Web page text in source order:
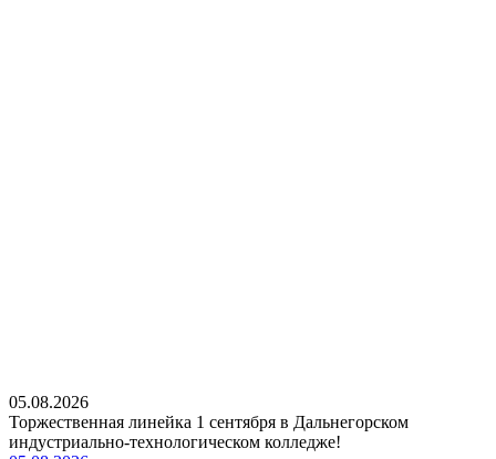
05.08.2026
Торжественная линейка 1 сентября в Дальнегорском
индустриально-технологическом колледже!